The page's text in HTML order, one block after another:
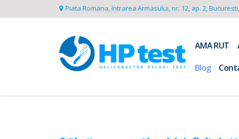
Piata Romana, Intrarea Armasului, nr. 12, ap. 2,
AMA RUT
Blog